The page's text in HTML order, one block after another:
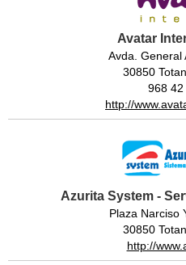
Avatar
Avda. General
30850
968 42
http://
Azurita System -
Plaza Narciso
30850
http://